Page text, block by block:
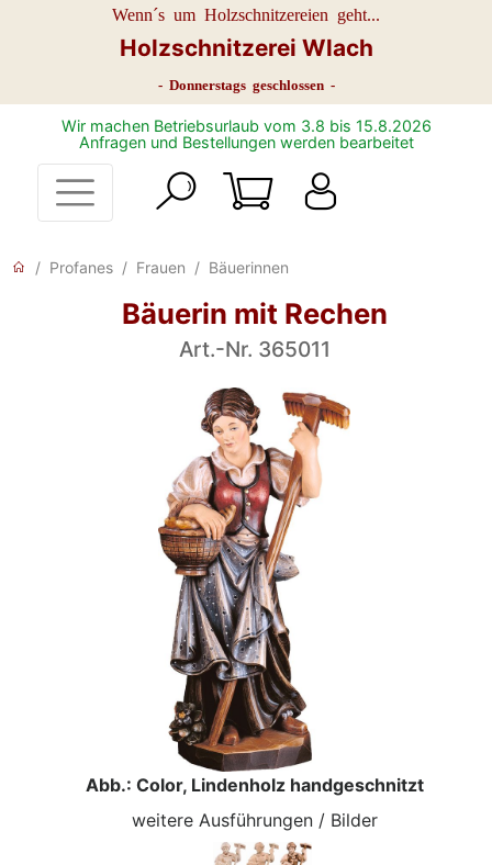
Wenn´s um Holzschnitzereien geht...
Holzschnitzerei Wlach
- Donnerstags geschlossen -
Wir machen Betriebsurlaub vom 3.8 bis 15.8.2026
Anfragen und Bestellungen werden bearbeitet
Profanes Frauen Bäuerinnen
Bäuerin mit Rechen
Art.-Nr. 365011
Abb.: Color, Lindenholz handgeschnitzt
weitere Ausführungen / Bilder